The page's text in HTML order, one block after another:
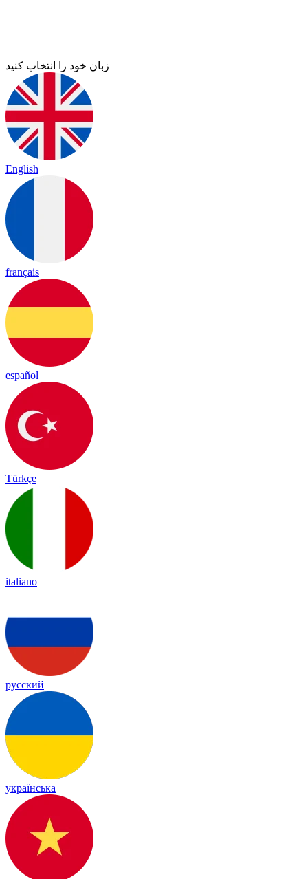
زبان خود را انتخاب کنید
English
français
español
Türkçe
italiano
русский
українська